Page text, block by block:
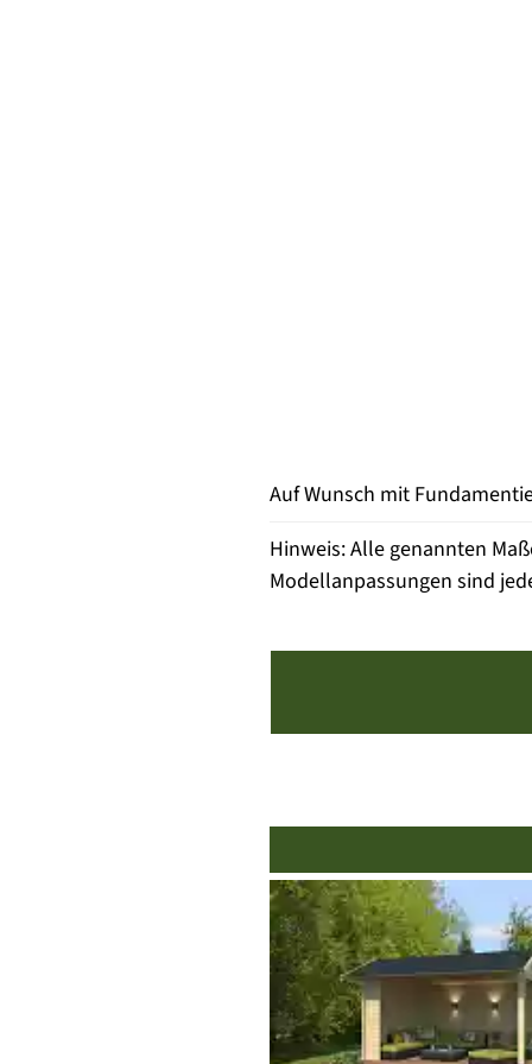
Auf Wunsch mit
Hinweis: Alle genannten
Modellanpassungen sind